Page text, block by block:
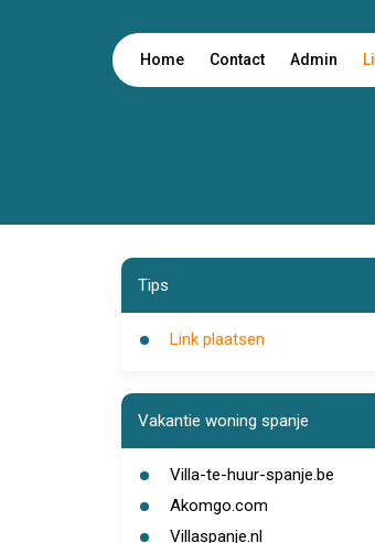
Home Contact Admin
Tips
Link plaatsen
Vakantie woning spanje
Villa-te-huur-spanje.be
Akomgo.com
Villaspanje.nl